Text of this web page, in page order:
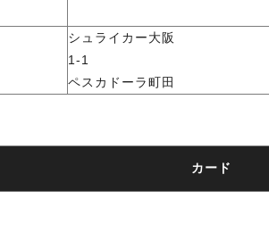
シュライカー大阪
1-1
ペスカドーラ町田
カード